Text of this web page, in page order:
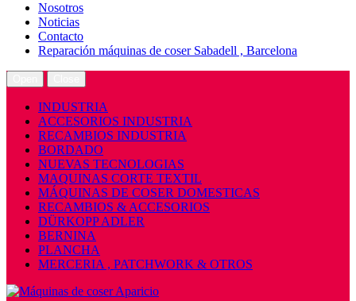
Nosotros
Noticias
Contacto
Reparación máquinas de coser Sabadell , Barcelona
INDUSTRIA
ACCESORIOS INDUSTRIA
RECAMBIOS INDUSTRIA
BORDADO
NUEVAS TECNOLOGIAS
MAQUINAS CORTE TEXTIL
MÁQUINAS DE COSER DOMESTICAS
RECAMBIOS & ACCESORIOS
DÜRKOPP ADLER
BERNINA
PLANCHA
MERCERIA , PATCHWORK & OTROS